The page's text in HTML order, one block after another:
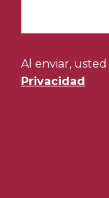
Al enviar,
Privacidad